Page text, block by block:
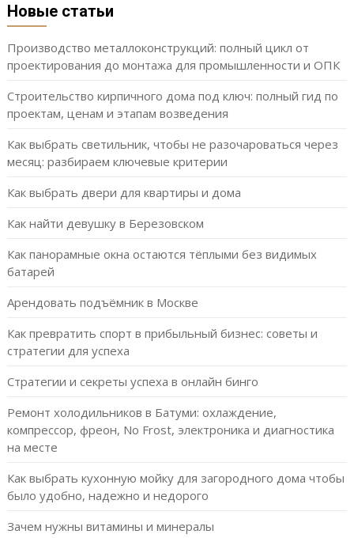
Новые статьи
Производство металлоконструкций: полный цикл от
проектирования до монтажа для промышленности и ОПК
Строительство кирпичного дома под ключ: полный гид по
проектам, ценам и этапам возведения
Как выбрать светильник, чтобы не разочароваться через
месяц: разбираем ключевые критерии
Как выбрать двери для квартиры и дома
Как найти девушку в Березовском
Как панорамные окна остаются тёплыми без видимых
батарей
Арендовать подъёмник в Москве
Как превратить спорт в прибыльный бизнес: советы и
стратегии для успеха
Стратегии и секреты успеха в онлайн бинго
Ремонт холодильников в Батуми: охлаждение,
компрессор, фреон, No Frost, электроника и диагностика
на месте
Как выбрать кухонную мойку для загородного дома чтобы
было удобно, надежно и недорого
Зачем нужны витамины и минералы